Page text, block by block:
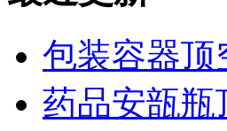
包装容器顶
药品安瓿瓶